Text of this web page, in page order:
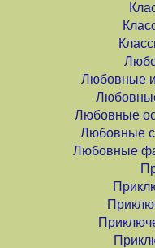
Любовные
Любовные
Любовные
Любовные